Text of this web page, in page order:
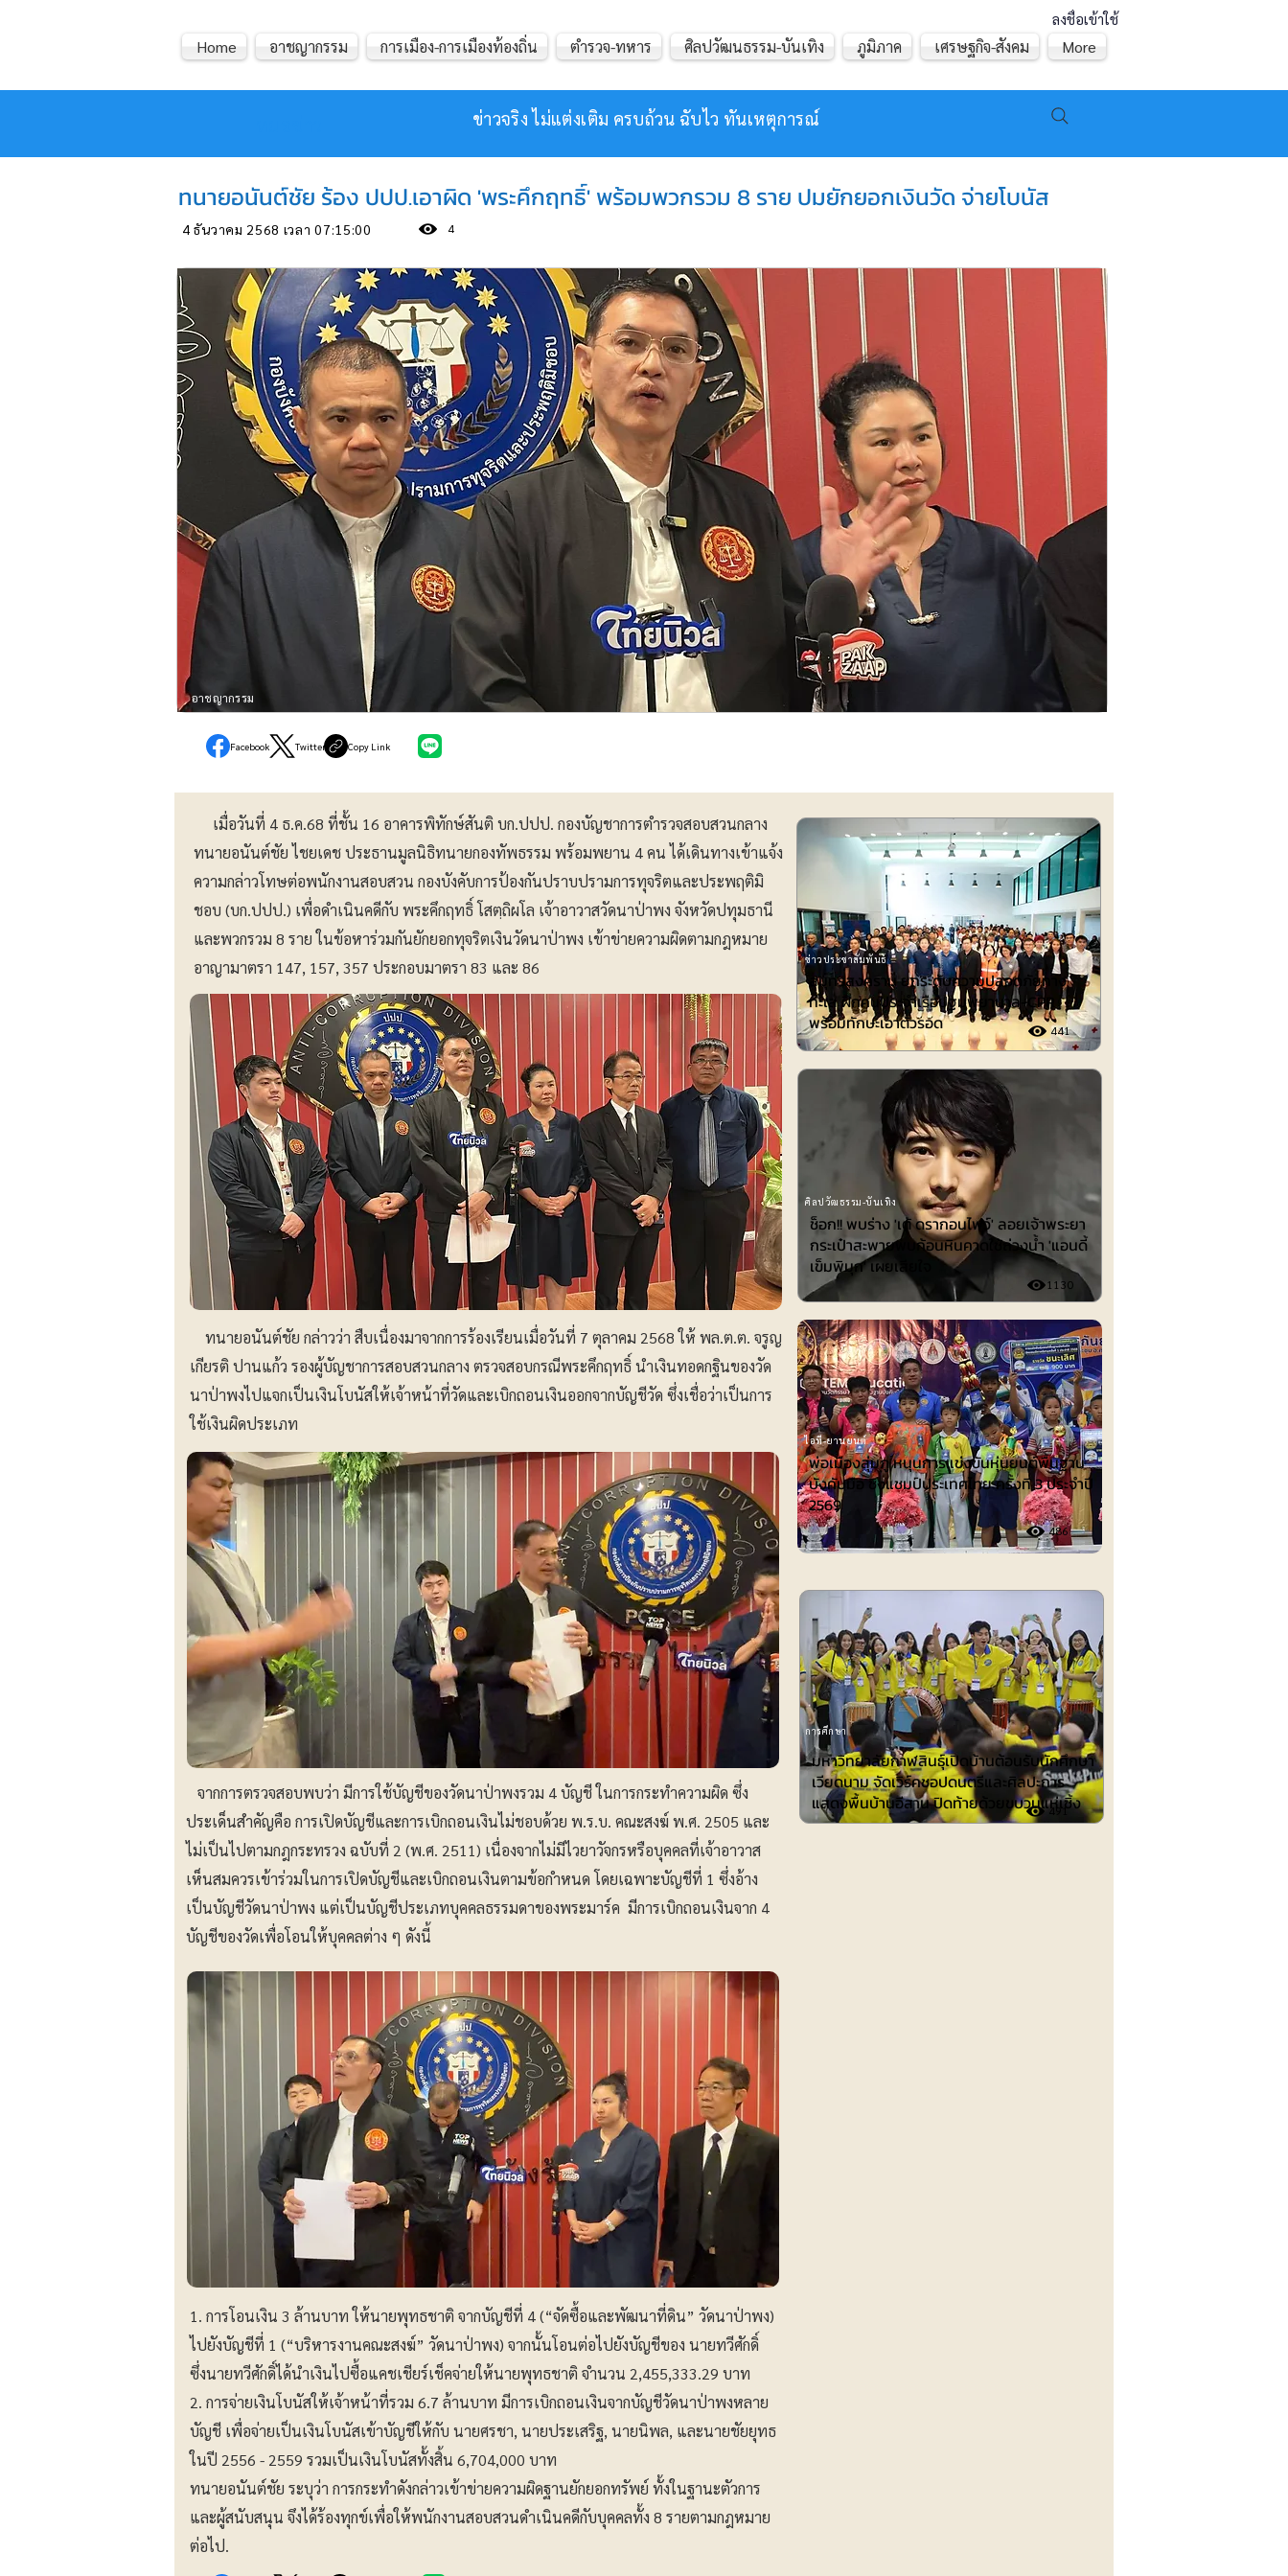
ลงชื่อเข้าใช้
ข่าวจริง ไม่แต่งเติม ครบถ้วน ฉับไว ทันเหตุการณ์
Home อาชญากรรม การเมือง-การเมืองท้องถิ่น ตำรวจ-ทหาร ศิลปวัฒนธรรม-บันเทิง ภูมิภาค เศรษฐกิจ-สังคม More
ทนายอนันต์ชัย ร้อง ปปป.เอาผิด 'พระคึกฤทธิ์' พร้อมพวกรวม 8 ราย ปมยักยอกเงินวัด จ่ายโบนัส
4 ธันวาคม 2568 เวลา 07:15:00 4
อาชญากรรม
Facebook Twitter Copy Link
เมื่อวันที่ 4 ธ.ค.68 ที่ชั้น 16 อาคารพิทักษ์สันติ บก.ปปป. กองบัญชาการตำรวจสอบสวนกลาง
ทนายอนันต์ชัย ไชยเดช ประธานมูลนิธิทนายกองทัพธรรม พร้อมพยาน 4 คน ได้เดินทางเข้าแจ้ง
ความกล่าวโทษต่อพนักงานสอบสวน กองบังคับการป้องกันปราบปรามการทุจริตและประพฤติมิ
ชอบ (บก.ปปป.) เพื่อดำเนินคดีกับ พระคึกฤทธิ์ โสตฺถิผโล เจ้าอาวาสวัดนาป่าพง จังหวัดปทุมธานี
และพวกรวม 8 ราย ในข้อหาร่วมกันยักยอกทุจริตเงินวัดนาป่าพง เข้าข่ายความผิดตามกฎหมาย
อาญามาตรา 147, 157, 357 ประกอบมาตรา 83 และ 86
ทนายอนันต์ชัย กล่าวว่า สืบเนื่องมาจากการร้องเรียนเมื่อวันที่ 7 ตุลาคม 2568 ให้ พล.ต.ต. จรูญ
เกียรติ ปานแก้ว รองผู้บัญชาการสอบสวนกลาง ตรวจสอบกรณีพระคึกฤทธิ์ นำเงินทอดกฐินของวัด
นาป่าพงไปแจกเป็นเงินโบนัสให้เจ้าหน้าที่วัดและเบิกถอนเงินออกจากบัญชีวัด ซึ่งเชื่อว่าเป็นการ
ใช้เงินผิดประเภท
จากการตรวจสอบพบว่า มีการใช้บัญชีของวัดนาป่าพงรวม 4 บัญชี ในการกระทำความผิด ซึ่ง
ประเด็นสำคัญคือ การเปิดบัญชีและการเบิกถอนเงินไม่ชอบด้วย พ.ร.บ. คณะสงฆ์ พ.ศ. 2505 และ
ไม่เป็นไปตามกฎกระทรวง ฉบับที่ 2 (พ.ศ. 2511) เนื่องจากไม่มีไวยาวัจกรหรือบุคคลที่เจ้าอาวาส
เห็นสมควรเข้าร่วมในการเปิดบัญชีและเบิกถอนเงินตามข้อกำหนด โดยเฉพาะบัญชีที่ 1 ซึ่งอ้าง
เป็นบัญชีวัดนาป่าพง แต่เป็นบัญชีประเภทบุคคลธรรมดาของพระมาร์ค มีการเบิกถอนเงินจาก 4
บัญชีของวัดเพื่อโอนให้บุคคลต่าง ๆ ดังนี้
1. การโอนเงิน 3 ล้านบาท ให้นายพุทธชาติ จากบัญชีที่ 4 (“จัดซื้อและพัฒนาที่ดิน” วัดนาป่าพง)
ไปยังบัญชีที่ 1 (“บริหารงานคณะสงฆ์” วัดนาป่าพง) จากนั้นโอนต่อไปยังบัญชีของ นายทวีศักดิ์
ซึ่งนายทวีศักดิ์ได้นำเงินไปซื้อแคชเชียร์เช็คจ่ายให้นายพุทธชาติ จำนวน 2,455,333.29 บาท
2. การจ่ายเงินโบนัสให้เจ้าหน้าที่รวม 6.7 ล้านบาท มีการเบิกถอนเงินจากบัญชีวัดนาป่าพงหลาย
บัญชี เพื่อจ่ายเป็นเงินโบนัสเข้าบัญชีให้กับ นายศรชา, นายประเสริฐ, นายนิพล, และนายชัยยุทธ
ในปี 2556 - 2559 รวมเป็นเงินโบนัสทั้งสิ้น 6,704,000 บาท
ทนายอนันต์ชัย ระบุว่า การกระทำดังกล่าวเข้าข่ายความผิดฐานยักยอกทรัพย์ ทั้งในฐานะตัวการ
และผู้สนับสนุน จึงได้ร้องทุกข์เพื่อให้พนักงานสอบสวนดำเนินคดีกับบุคคลทั้ง 8 รายตามกฎหมาย
ต่อไป.
สมุทรสงคราม ยกระดับความปลอดภัยทาง
ทะเล ฝึกคนประจำเรือปฐมพยาบาล-CPR
พร้อมทักษะเอาตัวรอด
441
ข่าวประชาสัมพันธ์
ช็อก!! พบร่าง 'เต้ ดรากอนไฟว์' ลอยเจ้าพระยา
กระเป๋าสะพายพบก้อนหินคาดใช้ถ่วงน้ำ 'แอนดี้
เข็มพิมุก' เผยเสียใจ
1130
ศิลปวัฒธรรม-บันเทิง
ไอที-ยานยนต์
พ่อเมืองลุ่มภู หนุนการแข่งขันหุ่นยนต์พื้นฐาน
บังคับมือ ชิงแชมป์ประเทศไทย ครั้งที่ 3 ประจำปี
2569
486
การศึกษา
มหาวิทยาลัยกาฬสินธุ์เปิดบ้านต้อนรับนักศึกษา
เวียดนาม จัดเวิร์คชอปดนตรีและศิลปะการ
แสดงพื้นบ้านอีสาน ปิดท้ายด้วยขบวนแห่เซิ้ง
491